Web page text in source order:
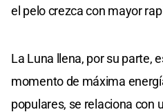
el pelo crezca con mayor
La Luna llena, por su parte,
momento de máxima
populares, se relaciona con